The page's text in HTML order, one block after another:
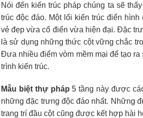
Nói đến kiến trúc pháp chúng ta sẽ
trúc độc đáo. Một lối kiến trúc điển
vẻ đẹp vừa cổ điển vừa hiện đại. Đặc
là sử dụng những thức cột vững chắc
Đưa nhiều điểm vòm mềm mại để tạo ra
trình kiến trúc.
Mẫu biệt thự pháp 5 tầng này được
những đặc trưng độc đáo nhất. Những
trang trí đầu cột cũng được kết hợp hài